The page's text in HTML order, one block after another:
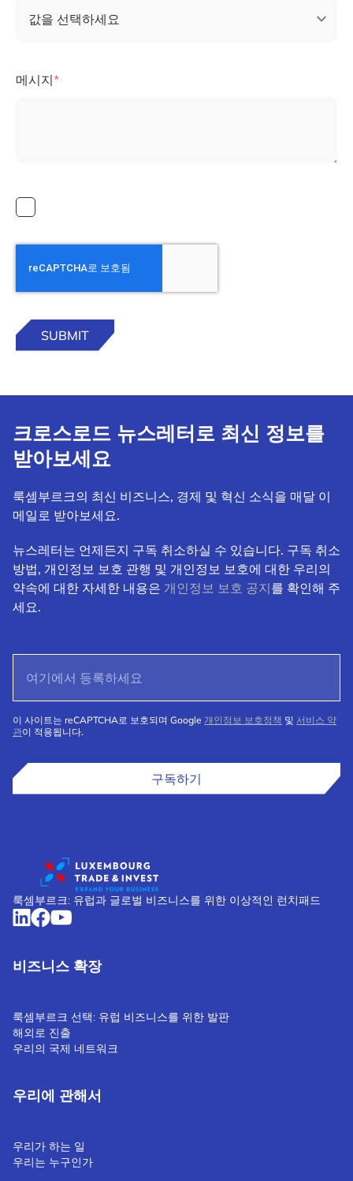
메시지
크로스로드 뉴스레터로 최신 정보를
받아보세요
룩셈부르크의 최신 비즈니스, 경제 및 혁신 소식을 매달 이
메일로 받아보세요.
뉴스레터는 언제든지 구독 취소하실 수 있습니다. 구독 취소
방법, 개인정보 보호 관행 및 개인정보 보호에 대한 우리의
약속에 대한 자세한 내용은 개인정보 보호 공지를 확인해 주
세요.
이 사이트는 reCAPTCHA로 보호되며 Google 개인정보 보호정책 및 서비스 약
관이 적용됩니다.
구독하기
룩셈부르크: 유럽과 글로벌 비즈니스를 위한 이상적인 런치패드
비즈니스 확장
룩셈부르크 선택: 유럽 비즈니스를 위한 발판
해외로 진출
우리의 국제 네트워크
우리에 관해서
우리가 하는 일
우리는 누구인가